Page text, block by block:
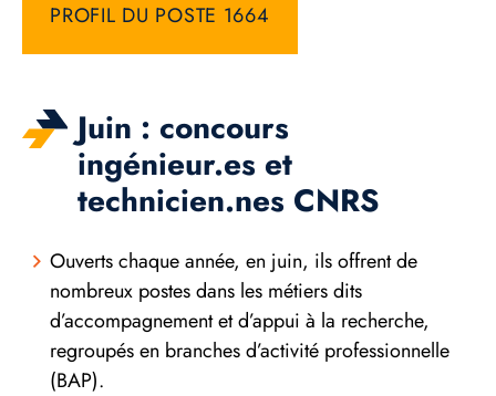
PROFIL DU POSTE 1664
Juin : concours
ingénieur.es et
technicien.nes CNRS
Ouverts chaque année, en juin, ils offrent de
nombreux postes dans les métiers dits
d’accompagnement et d’appui à la recherche,
regroupés en branches d’activité professionnelle
(BAP).